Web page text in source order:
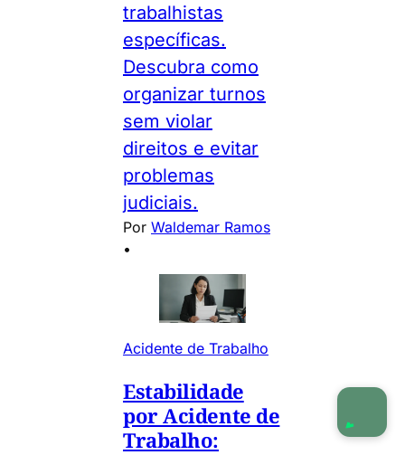
trabalhistas
específicas.
Descubra como
organizar turnos
sem violar
direitos e evitar
problemas
judiciais.
Por Waldemar Ramos
•
Acidente de Trabalho
Estabilidade
por Acidente de
Trabalho: